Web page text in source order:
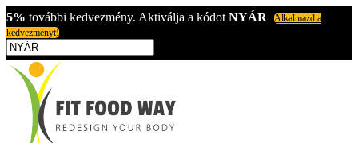
5% további kedvezmény. Aktiválja a kódot NYÁR
Alkalmazd a
kedvezményt!